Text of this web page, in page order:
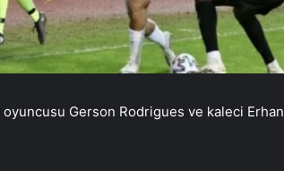
Gerson Rodrigues ve kaleci Erhan